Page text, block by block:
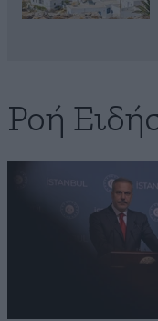
Ροή